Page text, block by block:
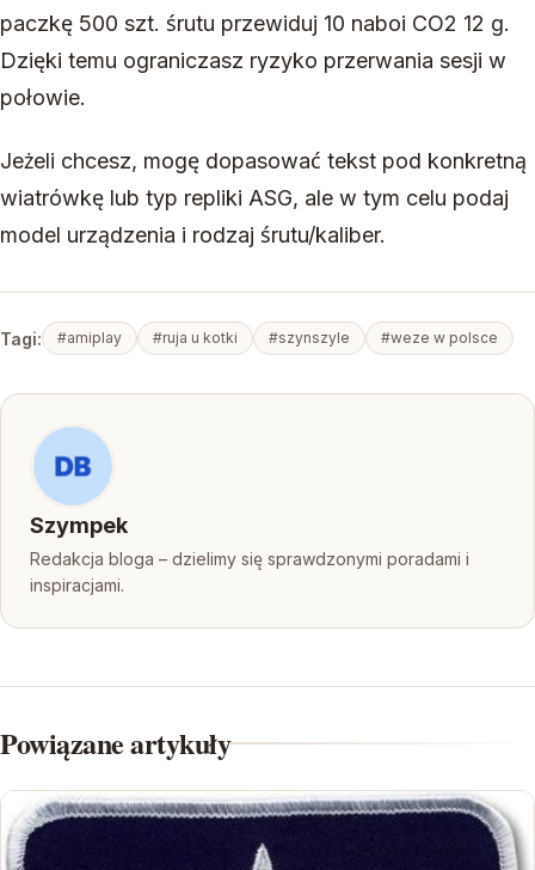
paczkę 500 szt. śrutu przewiduj 10 naboi CO2 12 g.
Dzięki temu ograniczasz ryzyko przerwania sesji w
połowie.
Jeżeli chcesz, mogę dopasować tekst pod konkretną
wiatrówkę lub typ repliki ASG, ale w tym celu podaj
model urządzenia i rodzaj śrutu/kaliber.
Tagi: #amiplay #ruja u kotki #szynszyle #weze w polsce
Szympek
Redakcja bloga – dzielimy się sprawdzonymi poradami i
inspiracjami.
Powiązane artykuły